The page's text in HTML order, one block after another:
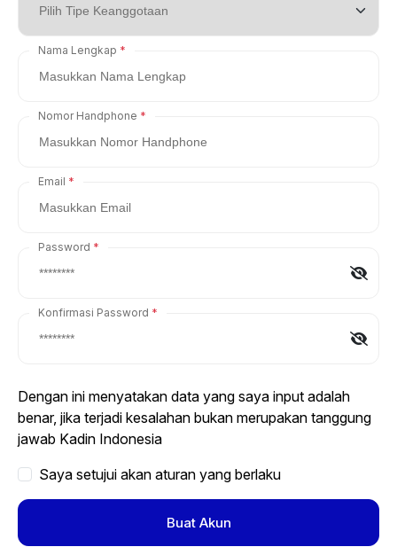
Nama Lengkap
Nomor Handphone
Email
Password
Konfirmasi Password
Dengan ini menyatakan data yang saya input adalah
benar, jika terjadi kesalahan bukan merupakan tanggung
jawab Kadin Indonesia
Saya setujui akan aturan yang berlaku
Buat Akun